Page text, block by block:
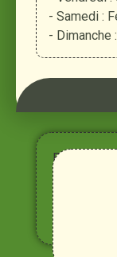
- Samedi :
- Dimanche
Entre
Rhône,
Alpilles
et
Durance